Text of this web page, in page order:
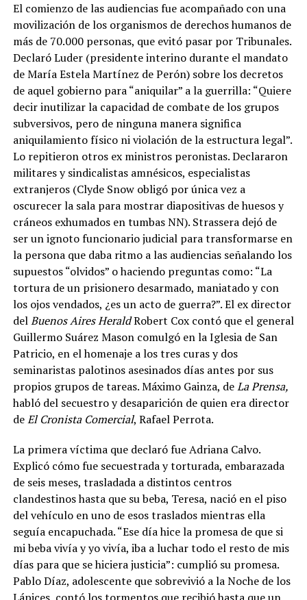
El comienzo de las audiencias fue acompañado con una
movilización de los organismos de derechos humanos de
más de 70.000 personas, que evitó pasar por Tribunales.
Declaró Luder (presidente interino durante el mandato
de María Estela Martínez de Perón) sobre los decretos
de aquel gobierno para “aniquilar” a la guerrilla: “Quiere
decir inutilizar la capacidad de combate de los grupos
subversivos, pero de ninguna manera significa
aniquilamiento físico ni violación de la estructura legal”.
Lo repitieron otros ex ministros peronistas. Declararon
militares y sindicalistas amnésicos, especialistas
extranjeros (Clyde Snow obligó por única vez a
oscurecer la sala para mostrar diapositivas de huesos y
cráneos exhumados en tumbas NN). Strassera dejó de
ser un ignoto funcionario judicial para transformarse en
la persona que daba ritmo a las audiencias señalando los
supuestos “olvidos” o haciendo preguntas como: “La
tortura de un prisionero desarmado, maniatado y con
los ojos vendados, ¿es un acto de guerra?”. El ex director
delBuenos Aires HeraldRobert Cox contó que el general
Guillermo Suárez Mason comulgó en la Iglesia de San
Patricio, en el homenaje a los tres curas y dos
seminaristas palotinos asesinados días antes por sus
propios grupos de tareas. Máximo Gainza, deLa Prensa,
habló del secuestro y desaparición de quien era director
deEl Cronista Comercial, Rafael Perrota.
La primera víctima que declaró fue Adriana Calvo.
Explicó cómo fue secuestrada y torturada, embarazada
de seis meses, trasladada a distintos centros
clandestinos hasta que su beba, Teresa, nació en el piso
del vehículo en uno de esos traslados mientras ella
seguía encapuchada. “Ese día hice la promesa de que si
mi beba vivía y yo vivía, iba a luchar todo el resto de mis
días para que se hiciera justicia”: cumplió su promesa.
Pablo Díaz, adolescente que sobrevivió a la Noche de los